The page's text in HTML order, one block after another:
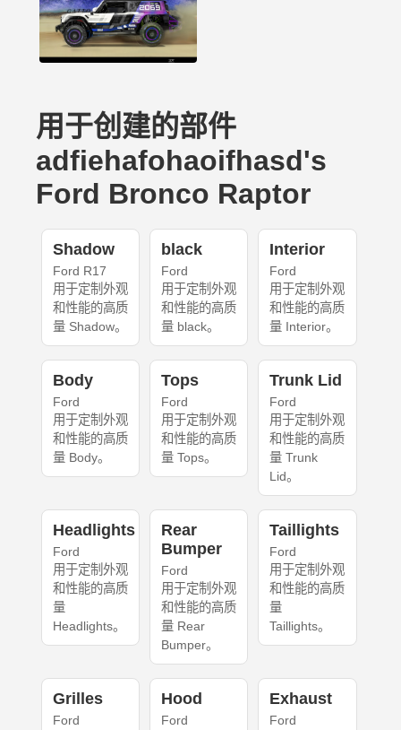
用于创建的部件
adfiehafohaoifhasd's
Ford Bronco Raptor
Shadow
Ford R17
用于定制外观
和性能的高质
量 Shadow。
black
Ford
用于定制外观
和性能的高质
量 black。
Interior
Ford
用于定制外观
和性能的高质
量 Interior。
Body
Ford
用于定制外观
和性能的高质
量 Body。
Tops
Ford
用于定制外观
和性能的高质
量 Tops。
Trunk Lid
Ford
用于定制外观
和性能的高质
量 Trunk
Lid。
Headlights
Ford
用于定制外观
和性能的高质
量
Headlights。
Rear
Bumper
Ford
用于定制外观
和性能的高质
量 Rear
Bumper。
Taillights
Ford
用于定制外观
和性能的高质
量
Taillights。
Grilles
Ford
Hood
Ford
Exhaust
Ford